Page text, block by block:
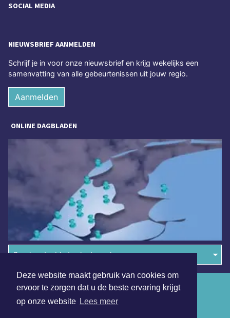
Deze website maakt gebruik van cookies om
ervoor te zorgen dat u de beste ervaring krijgt
op onze website Lees meer
SOCIAL MEDIA
NIEUWSBRIEF AANMELDEN
Schrijf je in voor onze nieuwsbrief en krijg wekelijks een
samenvatting van alle gebeurtenissen uit jouw regio.
Aanmelden
ONLINE DAGBLADEN
Overige dagbladen in de regio
Algemene voorwaarden
Disclaimer